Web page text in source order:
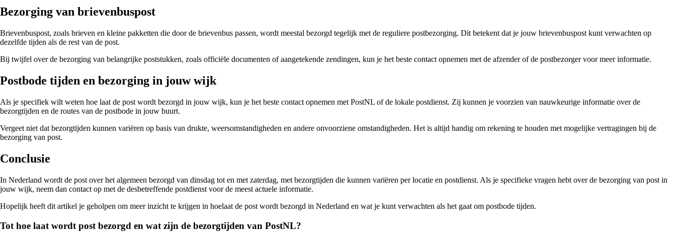
Bezorging van brievenbuspost
Brievenbuspost, zoals brieven en kleine pakketten die door de brievenbus passen, wordt meestal bezorgd tegelijk met de reguliere postbezorging. Dit betekent dat je jouw brievenbuspost kunt verwachten op
dezelfde tijden als de rest van de post.
Bij twijfel over de bezorging van belangrijke poststukken, zoals officiële documenten of aangetekende zendingen, kun je het beste contact opnemen met de afzender of de postbezorger voor meer informatie.
Postbode tijden en bezorging in jouw wijk
Als je specifiek wilt weten hoe laat de post wordt bezorgd in jouw wijk, kun je het beste contact opnemen met PostNL of de lokale postdienst. Zij kunnen je voorzien van nauwkeurige informatie over de
bezorgtijden en de routes van de postbode in jouw buurt.
Vergeet niet dat bezorgtijden kunnen variëren op basis van drukte, weersomstandigheden en andere onvoorziene omstandigheden. Het is altijd handig om rekening te houden met mogelijke vertragingen bij de
bezorging van post.
Conclusie
In Nederland wordt de post over het algemeen bezorgd van dinsdag tot en met zaterdag, met bezorgtijden die kunnen variëren per locatie en postdienst. Als je specifieke vragen hebt over de bezorging van post in
jouw wijk, neem dan contact op met de desbetreffende postdienst voor de meest actuele informatie.
Hopelijk heeft dit artikel je geholpen om meer inzicht te krijgen in hoelaat de post wordt bezorgd in Nederland en wat je kunt verwachten als het gaat om postbode tijden.
Tot hoe laat wordt post bezorgd en wat zijn de bezorgtijden van PostNL?